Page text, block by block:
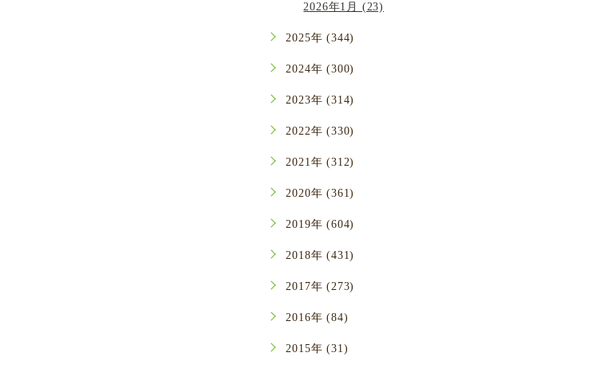
2026年1月 (23)
2025年 (344)
2024年 (300)
2023年 (314)
2022年 (330)
2021年 (312)
2020年 (361)
2019年 (604)
2018年 (431)
2017年 (273)
2016年 (84)
2015年 (31)